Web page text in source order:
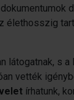
élethosszig
látogatnak, s
vették
írhatunk,